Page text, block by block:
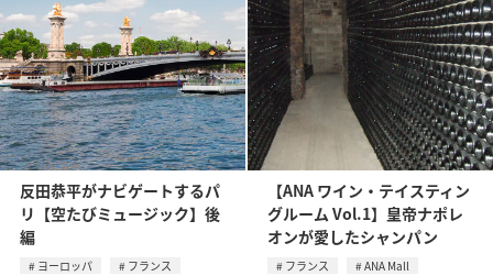
反田恭平がナビゲートするパ
リ【空たびミュージック】後
編
ヨーロッパ
フランス
【ANA ワイン・テイスティン
グルーム Vol.1】皇帝ナポレ
オンが愛したシャンパン
フランス
ANA Mall